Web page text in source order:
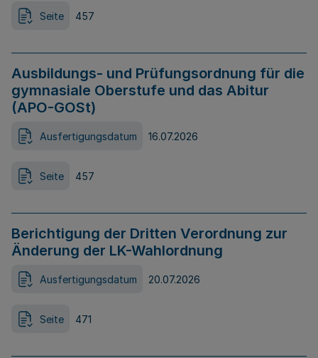
Seite 457
Ausbildungs- und Prüfungsordnung für die
gymnasiale Oberstufe und das Abitur
(APO-GOSt)
Ausfertigungsdatum 16.07.2026
Seite 457
Berichtigung der Dritten Verordnung zur
Änderung der LK-Wahlordnung
Ausfertigungsdatum 20.07.2026
Seite 471